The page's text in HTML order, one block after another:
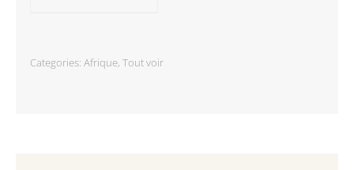
Categories: Afrique, Tout voir